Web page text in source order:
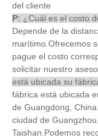
del cliente
P: ¿Cuál es el costo
Depende de la
marítimo.Ofrecemos
pague el costo
solicitar nuestro
está ubicada su
fábrica está ubicada
de Guangdong,
ciudad de
Taishan.Podemos